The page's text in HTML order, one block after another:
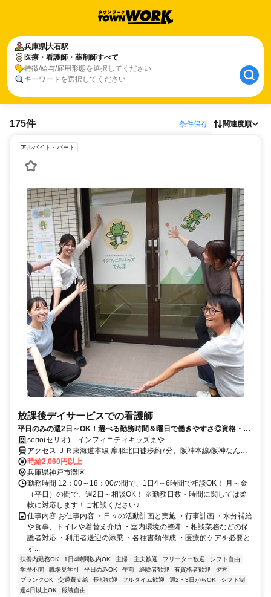
兵庫県大石駅
医療・看護師・薬剤師すべて
特徴/給与/雇用形態を選択してください
キーワードを選択してください
175件 条件保存 関連度順
アルバイト・パート
放課後デイサービスでの看護師
平日のみの週2日～OK！選べる勤務時間＆曜日で働きやすさ◎資格・経
験が活かせるお仕事★
serio(セリオ) インフィニティキッズまや
アクセス ＪＲ東海道本線 摩耶北口徒歩約7分、阪神本線/阪神なんば
線 大石徒歩約10分、阪神本線/阪神なんば線 西灘徒歩約12分 車通勤
可（駐車場代自己負担）※規定あり
時給2,060円以上
兵庫県神戸市灘区
勤務時間 12：00～18：00の間で、1日4～6時間で相談OK！ 月～金
（平日）の間で、週2日～相談OK！ ※勤務日数・時間に関しては柔
軟に対応します！ご相談ください♪
仕事内容 お仕事内容 ・日々の活動計画と実施 ・行事計画 ・水分補給
や食事、トイレや着替え介助 ・室内環境の整備 ・相談業務などの保
護者対応 ・利用者送迎の添乗 ・各種書類作成 ・医療的ケアを必要と
す...
扶養内勤務OK 1日4時間以内OK 主婦・主夫歓迎 フリーター歓迎
シフト自由
学歴不問
職場見学可 平日のみOK 午前 経験者歓迎 有資格者歓迎
夕方
ブランクOK
交通費支給 長期歓迎 フルタイム歓迎 週2・3日からOK
シフト制
週4日以上OK
服装自由